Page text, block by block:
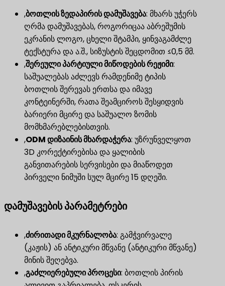
,ბოთლის ზედაპირის დამუშავება​: მხარს უჭერს
ღრმა დამუშავებას, როგორიცაა აბრეშუმის
ეკრანის ლოგო, ცხელი შტამპი, ყინვაგამძლე
ტექსტურა და ა.შ., სიზუსტის შეცდომით ≤0,5 მმ.
,შერეული პარტიული მიწოდების რეჟიმი​:
საშუალებას აძლევს რამდენიმე ტიპის
ბოთლის შერევას ერთსა და იმავე
კონტეინერში, რათა შეამციროს შესყიდვის
ბარიერი მცირე და საშუალო ზომის
მომხმარებლებისთვის.
,ODM დიზაინის მხარდაჭერა​: უზრუნველყოთ
3D კორექტირებისა და ყალიბის
განვითარების სერვისები და მიაწოდეთ
პირველი ნიმუში სულ მცირე 15 დღეში.
დამუშავების პარამეტრები
,ძირითადი მკურნალობა​: გამჭვირვალე
(კაჟის) ან ანტიკური მწვანე (ანტიკური მწვანე)
მინის შეღებვა.
,გაძლიერებული პროცესი​: ბოთლის პირის